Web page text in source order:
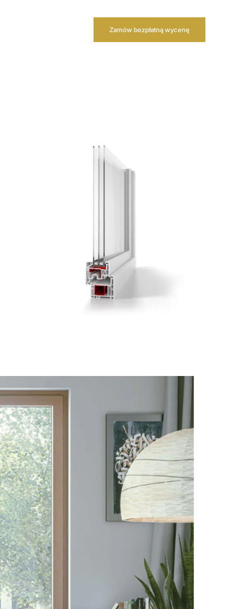
Zamów bezpłatną wycenę